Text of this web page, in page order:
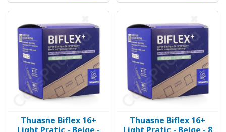
Thuasne Biflex 16+
Thuasne Biflex 16+